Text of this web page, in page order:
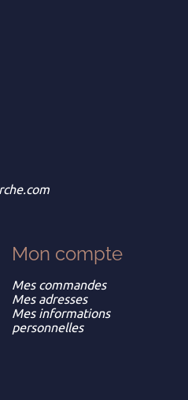
Mon compte
Mes commandes
Mes adresses
Mes informations
personnelles